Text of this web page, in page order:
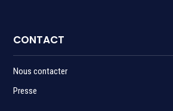
CONTACT
Nous contacter
Presse